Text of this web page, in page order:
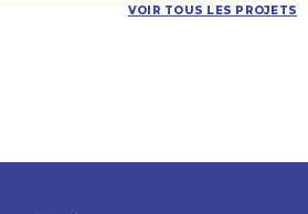
VOIR TOUS LES PROJETS